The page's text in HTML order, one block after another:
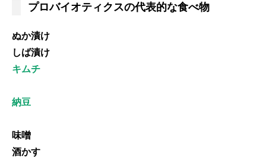
プロバイオティクスの代表的な食べ物
ぬか漬け
しば漬け
キムチ
納豆
味噌
酒かす